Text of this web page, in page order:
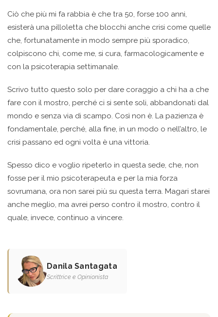
Ciò che più mi fa rabbia è che tra 50, forse 100 anni,
esisterà una pilloletta che blocchi anche crisi come quelle
che, fortunatamente in modo sempre più sporadico,
colpiscono chi, come me, si cura, farmacologicamente e
con la psicoterapia settimanale.
Scrivo tutto questo solo per dare coraggio a chi ha a che
fare con il mostro, perché ci si sente soli, abbandonati dal
mondo e senza via di scampo. Così non è. La pazienza è
fondamentale, perché, alla fine, in un modo o nell’altro, le
crisi passano ed ogni volta è una vittoria.
Spesso dico e voglio ripeterlo in questa sede, che, non
fosse per il mio psicoterapeuta e per la mia forza
sovrumana, ora non sarei più su questa terra. Magari starei
anche meglio, ma avrei perso contro il mostro, contro il
quale, invece, continuo a vincere.
Danila Santagata
Scrittrice e Opinionista